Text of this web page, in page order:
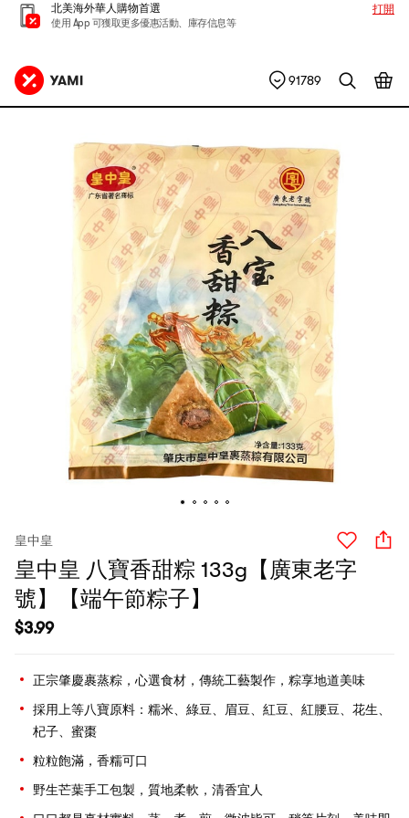
北美海外華人購物首選
使用 App 可獲取更多優惠活動、庫存信息等
打開
91789
皇中皇
皇中皇 八寶香甜粽 133g【廣東老字
號】【端午節粽子】
$3.99
正宗肇慶裹蒸粽，心選食材，傳統工藝製作，粽享地道美味
採用上等八寶原料：糯米、綠豆、眉豆、紅豆、紅腰豆、花生、
杞子、蜜棗
粒粒飽滿，香糯可口
野生芒葉手工包製，質地柔軟，清香宜人